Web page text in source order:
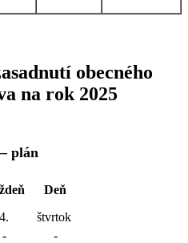
obecného
na rok 2025
plán
Deň
4.
štvrtok
-
-